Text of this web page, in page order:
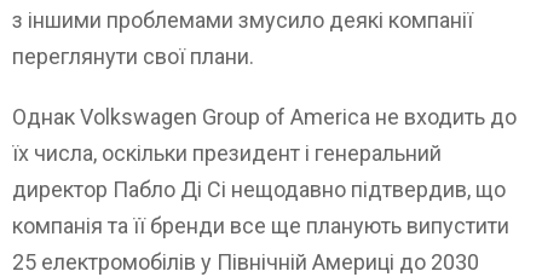
з іншими проблемами змусило деякі компанії
переглянути свої плани.
Однак Volkswagen Group of America не входить до
їх числа, оскільки президент і генеральний
директор Пабло Ді Сі нещодавно підтвердив, що
компанія та її бренди все ще планують випустити
25 електромобілів у Північній Америці до 2030